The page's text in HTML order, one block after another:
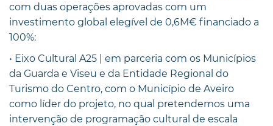
com duas operações aprovadas com um
investimento global elegível de 0,6M€ financiado a
100%:
• Eixo Cultural A25 | em parceria com os Municípios
da Guarda e Viseu e da Entidade Regional do
Turismo do Centro, com o Município de Aveiro
como líder do projeto, no qual pretendemos uma
intervenção de programação cultural de escala